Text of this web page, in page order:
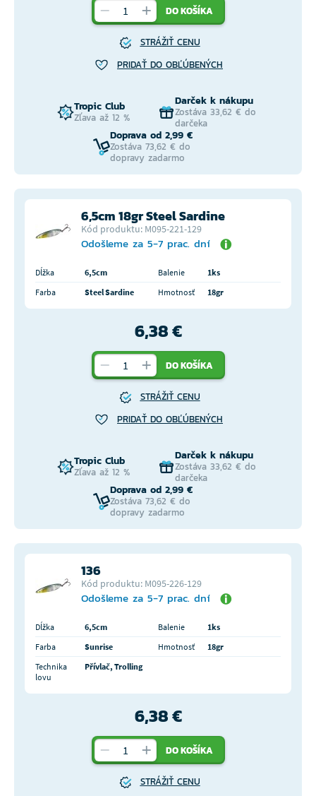
DO KOŠÍKA
STRÁŽIŤ CENU
PRIDAŤ DO OBĽÚBENÝCH
Tropic Club
Zľava až 12 %
Darček k nákupu
Zostáva 33,62 € do
darčeka
Doprava od 2,99 €
Zostáva 73,62 € do
dopravy zadarmo
6,5cm 18gr Steel Sardine
Kód produktu: M095-221-129
Odošleme za 5-7 prac. dní
Dĺžka 6,5cm Balenie
1ks
Farba
Steel Sardine Hmotnosť 18gr
6,38 €
DO KOŠÍKA
STRÁŽIŤ CENU
PRIDAŤ DO OBĽÚBENÝCH
Tropic Club
Zľava až 12 %
Darček k nákupu
Zostáva 33,62 € do
darčeka
Doprava od 2,99 €
Zostáva 73,62 € do
dopravy zadarmo
136
Kód produktu: M095-226-129
Odošleme za 5-7 prac. dní
Dĺžka 6,5cm Balenie
1ks
Farba
Sunrise Hmotnosť
18gr
Technika
lovu
Přívlač, Trolling
6,38 €
DO KOŠÍKA
STRÁŽIŤ CENU